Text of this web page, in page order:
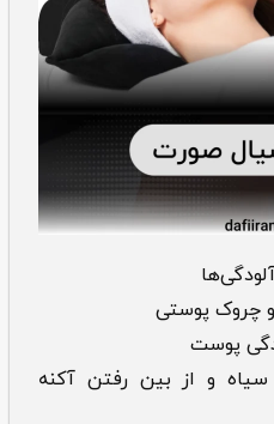
چروک پوستی
پوست
و از بین رفتن آکنه